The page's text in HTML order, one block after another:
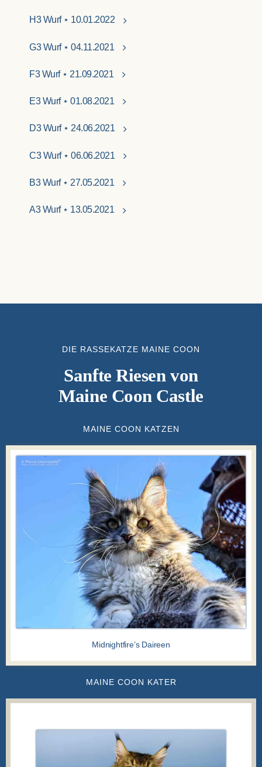
H3 Wurf ⋆ 10.01.2022
G3 Wurf ⋆ 04.11.2021
F3 Wurf ⋆ 21.09.2021
E3 Wurf ⋆ 01.08.2021
D3 Wurf ⋆ 24.06.2021
C3 Wurf ⋆ 06.06.2021
B3 Wurf ⋆ 27.05.2021
A3 Wurf ⋆ 13.05.2021
DIE RASSEKATZE MAINE COON
Sanfte Riesen von
Maine Coon Castle
MAINE COON KATZEN
Midnightfire’s Daireen
MAINE COON KATER